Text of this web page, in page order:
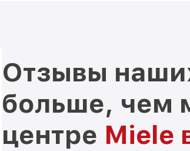
Отзывы
больше, чем
центре Miele